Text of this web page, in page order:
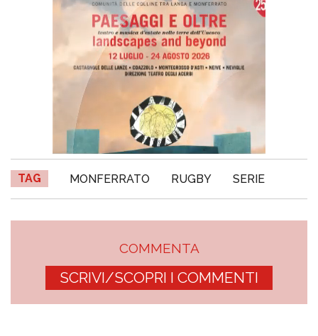
TAG MONFERRATO RUGBY SERIE
COMMENTA
SCRIVI/SCOPRI I COMMENTI